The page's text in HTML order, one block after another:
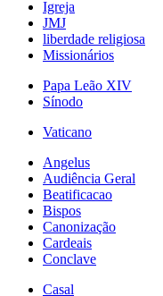
Igreja
JMJ
liberdade religiosa
Missionários
Papa Leão XIV
Sínodo
Vaticano
Angelus
Audiência Geral
Beatificacao
Bispos
Canonização
Cardeais
Conclave
Casal